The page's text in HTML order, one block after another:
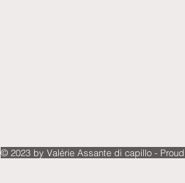
© 2023 by Valérie Assante di capillo -